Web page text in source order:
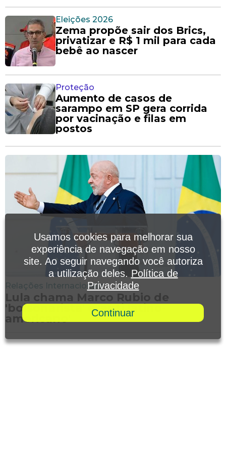
Eleições 2026
Zema propõe sair dos Brics,
privatizar e R$ 1 mil para cada
bebê ao nascer
Proteção
Aumento de casos de
sarampo em SP gera corrida
por vacinação e filas em
postos
Relações Internacionais
Lula chama Marco Rubio de
'bolsonarista' e 'anti latino-
americano'
Usamos cookies para melhorar sua
experiência de navegação em nosso
site. Ao seguir navegando você autoriza
a utilização deles. Política de
Privacidade
Continuar